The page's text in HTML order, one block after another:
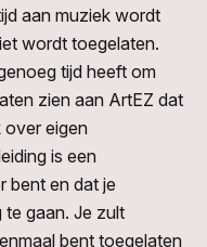
aan muziek wordt
wordt toegelaten.
tijd heeft om
zien aan ArtEZ dat
over eigen
is een
bent en dat je
te gaan. Je zult
bent toegelaten